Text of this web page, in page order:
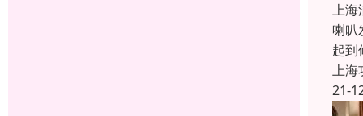
上海
喇叭
起到
上海
21-